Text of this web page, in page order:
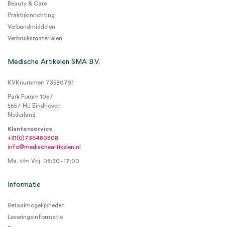
Beauty & Care
Praktijkinrichting
Verbandmiddelen
Verbruiksmaterialen
Medische Artikelen SMA B.V.
KVKnummer: 73580791
Park Forum 1057
5657 HJ Eindhoven
Nederland
Klantenservice
+31(0)736480808
info@medischeartikelen.nl
Ma. t/m Vrij. 08:30 - 17:00
Informatie
Betaalmogelijkheden
Leveringsinformatie